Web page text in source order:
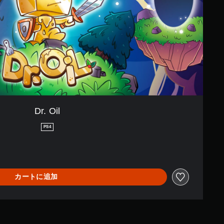
Dr. Oil
PS4
カートに追加